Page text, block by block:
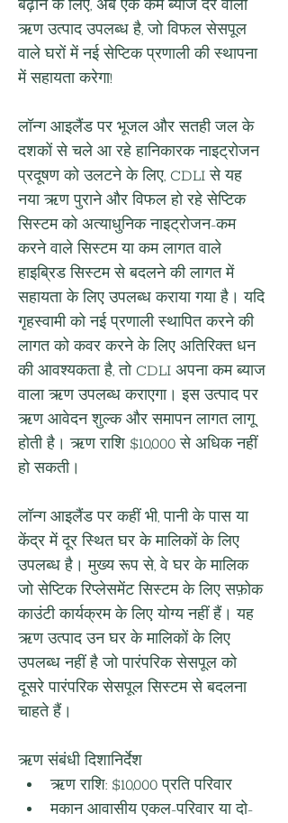
बढ़ाने के लिए, अब एक कम ब्याज दर वाला
ऋण उत्पाद उपलब्ध है, जो विफल सेसपूल
वाले घरों में नई सेप्टिक प्रणाली की स्थापना
में सहायता करेगा!
लॉन्ग आइलैंड पर भूजल और सतही जल के
दशकों से चले आ रहे हानिकारक नाइट्रोजन
प्रदूषण को उलटने के लिए, CDLI से यह
नया ऋण पुराने और विफल हो रहे सेप्टिक
सिस्टम को अत्याधुनिक नाइट्रोजन-कम
करने वाले सिस्टम या कम लागत वाले
हाइब्रिड सिस्टम से बदलने की लागत में
सहायता के लिए उपलब्ध कराया गया है। यदि
गृहस्वामी को नई प्रणाली स्थापित करने की
लागत को कवर करने के लिए अतिरिक्त धन
की आवश्यकता है, तो CDLI अपना कम ब्याज
वाला ऋण उपलब्ध कराएगा। इस उत्पाद पर
ऋण आवेदन शुल्क और समापन लागत लागू
होती है। ऋण राशि $10,000 से अधिक नहीं
हो सकती।
लॉन्ग आइलैंड पर कहीं भी, पानी के पास या
केंद्र में दूर स्थित घर के मालिकों के लिए
उपलब्ध है। मुख्य रूप से, वे घर के मालिक
जो सेप्टिक रिप्लेसमेंट सिस्टम के लिए सफ़ोक
काउंटी कार्यक्रम के लिए योग्य नहीं हैं। यह
ऋण उत्पाद उन घर के मालिकों के लिए
उपलब्ध नहीं है जो पारंपरिक सेसपूल को
दूसरे पारंपरिक सेसपूल सिस्टम से बदलना
चाहते हैं।
ऋण संबंधी दिशानिर्देश
ऋण राशि: $10,000 प्रति परिवार
मकान आवासीय एकल-परिवार या दो-